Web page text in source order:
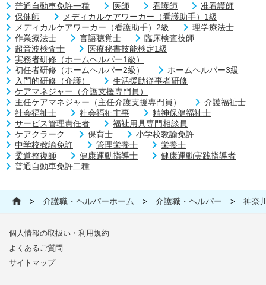
普通自動車免許一種 医師 看護師
准看護師
保健師
メディカルケアワーカー（看護助手）1級
メディカルケアワーカー（看護助手）2級
理学療法士
作業療法士
言語聴覚士
臨床検査技師
超音波検査士
医療秘書技能検定1級
実務者研修（ホームヘルパー1級）
初任者研修（ホームヘルパー2級）
ホームヘルパー3級
入門的研修（介護）
生活援助従事者研修
ケアマネジャー（介護支援専門員）
主任ケアマネジャー（主任介護支援専門員）
介護福祉士
社会福祉士
社会福祉主事
精神保健福祉士
サービス管理責任者
福祉用具専門相談員
ケアクラーク
保育士
小学校教諭免許
中学校教諭免許
管理栄養士
栄養士
柔道整復師
健康運動指導士
健康運動実践指導者
普通自動車免許二種
> 介護職・ヘルパーホーム > 介護職・ヘルパー > 神奈
個人情報の取扱い・利用規約
よくあるご質問
サイトマップ